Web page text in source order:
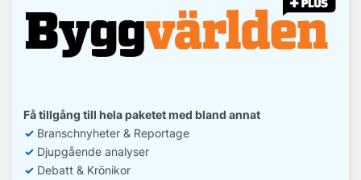
Få tillgång till hela paketet med bland annat
✓ Branschnyheter & Reportage
✓ Djupgående analyser
✓ Debatt & Krönikor